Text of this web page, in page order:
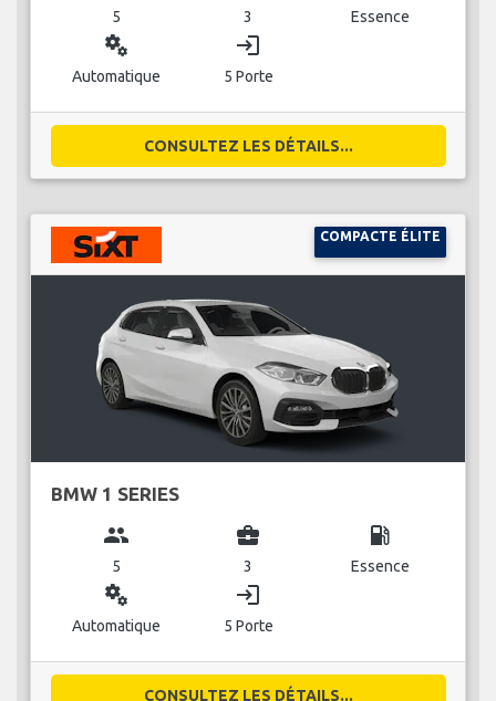
5 3 Essence
miscellaneous_services
Automatique
login
5 Porte
CONSULTEZ LES DÉTAILS...
COMPACTE ÉLITE
BMW 1 SERIES
group
5
business_center
3
local_gas_station
Essence
miscellaneous_services
Automatique
login
5 Porte
CONSULTEZ LES DÉTAILS...